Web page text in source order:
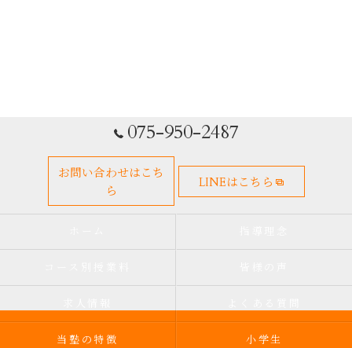
075-950-2487
お問い合わせはこち
ら
LINEはこちら
当塾の特徴 小学生